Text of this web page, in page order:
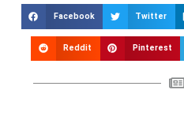
Facebook Twitter
Reddit Pinterest